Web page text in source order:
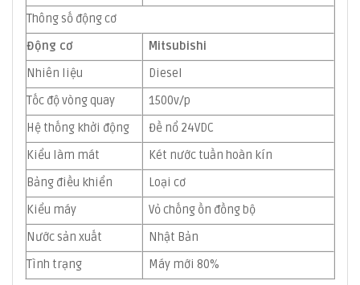
Thông số động cơ
Động cơ
Mitsubishi
Nhiên liệu
Diesel
Tốc độ vòng quay
1500v/p
Hệ thống khởi động
Đề nổ 24VDC
Kiểu làm mát
Két nước tuần hoàn kín
Bảng điều khiển
Loại cơ
Kiểu máy
Vỏ chống ồn đồng bộ
Nước sản xuất
Nhật Bản
Tình trạng
Máy mới 80%